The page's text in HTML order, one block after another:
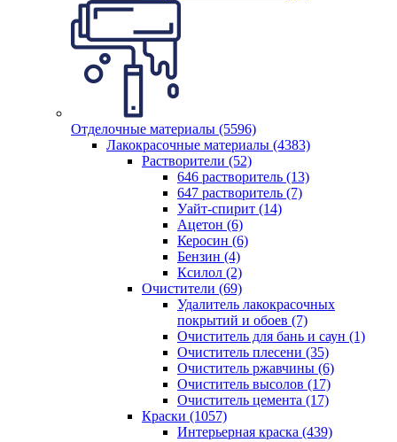
Отделочные материалы (5596)
Лакокрасочные материалы (4383)
Растворители (52)
646 растворитель (13)
647 растворитель (7)
Уайт-спирит (14)
Ацетон (6)
Керосин (6)
Бензин (4)
Ксилол (2)
Очистители (69)
Удалитель лакокрасочных
покрытий и обоев (7)
Очиститель для бань и саун (1)
Очиститель плесени (35)
Очиститель ржавчины (6)
Очиститель высолов (17)
Очиститель цемента (17)
Краски (1057)
Интерьерная краска (439)